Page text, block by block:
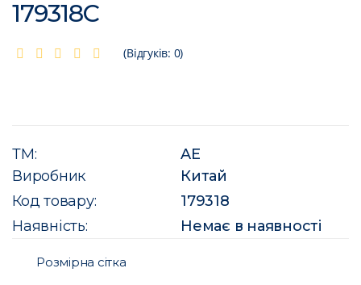
179318C
(Відгуків: 0)
ТМ:
AE
Виробник
Китай
Код товару:
179318
Наявність:
Немає в наявності
Розмірна сітка